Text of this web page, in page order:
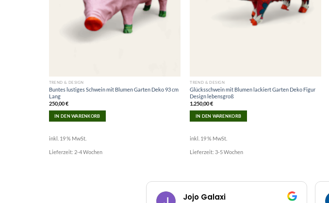
TREND & DESIGN
Buntes lustiges Schwein mit Blumen Garten Deko 93 cm
Lang
250,00€
IN DEN WARENKORB
inkl. 19 % MwSt.
Lieferzeit: 2-4 Wochen
TREND & DESIGN
Glücksschwein mit Blumen lackiert Garten Deko Figur
Design lebensgroß
1.250,00€
IN DEN WARENKORB
inkl. 19 % MwSt.
Lieferzeit: 3-5 Wochen
Jojo Galaxi